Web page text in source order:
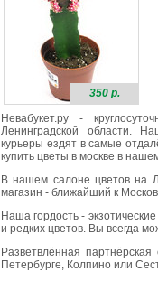
350 р.
Невабукет.ру -
Ленинградской области.
курьеры ездят в самые
купить цветы в москве в
В нашем салоне цветов на
магазин - ближайший к
Наша гордость -
и редких цветов. Вы всегда
Разветвлённая
Петербурге, Колпино или